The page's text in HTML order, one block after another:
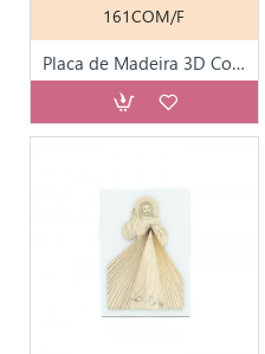
161COM/F
Placa de Madeira 3D Comunhão - Menina